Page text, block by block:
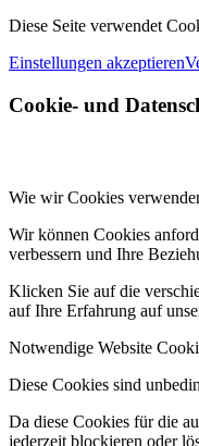
Diese Seite verwendet
Einstellungen akzeptieren
Cookie- und
Wie wir Cookies
Wir können Cookies
verbessern und Ihre
Klicken Sie auf die
auf Ihre Erfahrung auf
Notwendige Website
Diese Cookies sind
Da diese Cookies für die
jederzeit blockieren oder